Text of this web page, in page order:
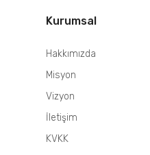
Kurumsal
Hakkımızda
Misyon
Vizyon
İletişim
KVKK